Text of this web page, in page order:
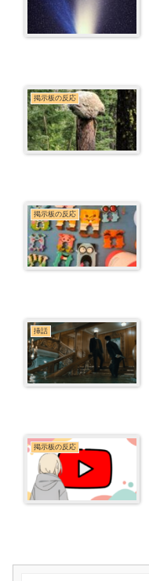
掲示板の反応
掲示板の反応
挿話
掲示板の反応